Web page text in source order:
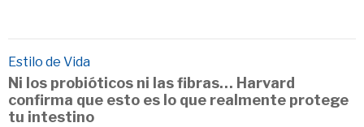
Estilo de Vida
Ni los probióticos ni las fibras… Harvard
confirma que esto es lo que realmente protege
tu intestino